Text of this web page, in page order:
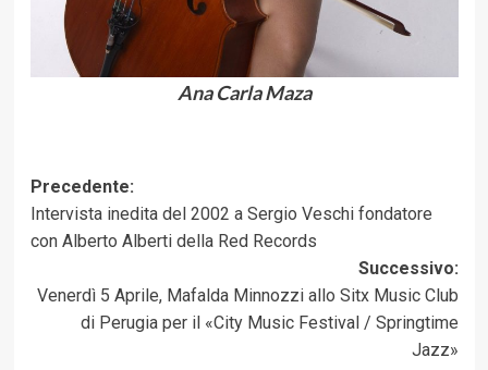
Ana Carla Maza
Navigazione
articolo
Precedente:
Intervista inedita del 2002 a Sergio Veschi fondatore
con Alberto Alberti della Red Records
Successivo:
Venerdì 5 Aprile, Mafalda Minnozzi allo Sitx Music Club
di Perugia per il «City Music Festival / Springtime
Jazz»